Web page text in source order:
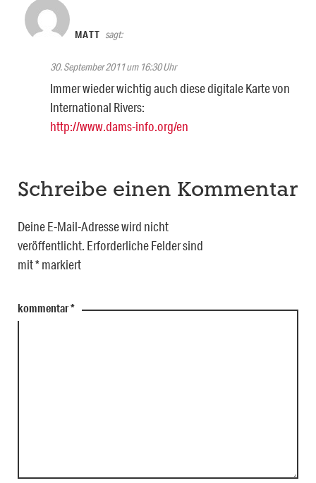
MATT sagt:
30. September 2011 um 16:30 Uhr
Immer wieder wichtig auch diese digitale Karte von
International Rivers:
http://www.dams-info.org/en
Schreibe einen Kommentar
Deine E-Mail-Adresse wird nicht
veröffentlicht. Erforderliche Felder sind
mit*markiert
kommentar*